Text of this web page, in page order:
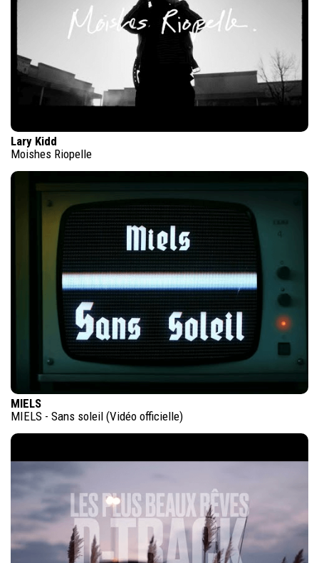
Lary Kidd
Moishes Riopelle
MIELS
MIELS - Sans soleil (Vidéo officielle)